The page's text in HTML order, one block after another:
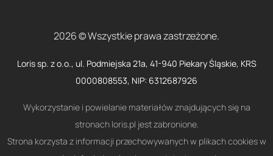
2026 © Wszystkie prawa zastrzeżone.
Loris sp. z o.o., ul. Podmiejska 21a, 41-940 Piekary Śląskie, KRS
0000808553, NIP: 6312687926
Wykorzystanie i powielanie materiałów znajdujących się na
stronach loris.pl jest zabronione.
Strona korzysta z informacji przechowywanych w plikach cookies w